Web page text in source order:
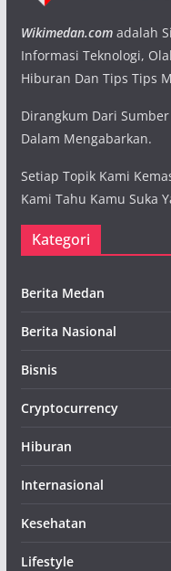
Wikimedan.comadalah
Informasi Teknologi,
Hiburan Dan Tips Tips
Dirangkum Dari
Dalam Mengabarkan.
Setiap Topik Kami
Kami Tahu Kamu Suka
Kategori
Berita Medan
Berita Nasional
Bisnis
Cryptocurrency
Hiburan
Internasional
Kesehatan
Lifestyle